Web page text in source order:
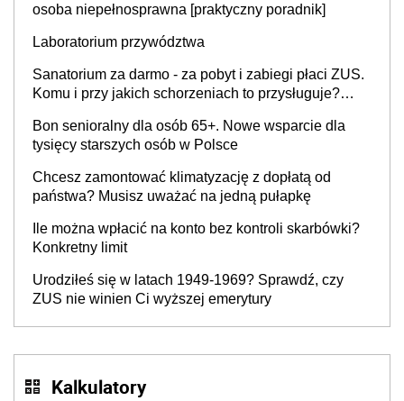
osoba niepełnosprawna [praktyczny poradnik]
Laboratorium przywództwa
Sanatorium za darmo - za pobyt i zabiegi płaci ZUS.
Komu i przy jakich schorzeniach to przysługuje?
uzyskać skierowanie?
Bon senioralny dla osób 65+. Nowe wsparcie dla
tysięcy starszych osób w Polsce
Chcesz zamontować klimatyzację z dopłatą od
państwa? Musisz uważać na jedną pułapkę
Ile można wpłacić na konto bez kontroli skarbówki?
Konkretny limit
Urodziłeś się w latach 1949-1969? Sprawdź, czy
ZUS nie winien Ci wyższej emerytury
Kalkulatory